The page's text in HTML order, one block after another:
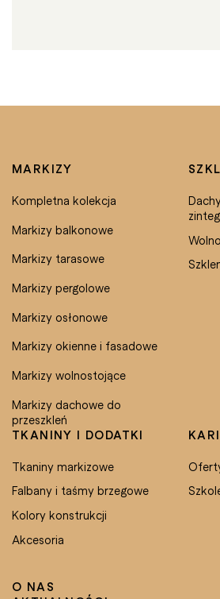
O NAS
MARKIZY
Kompletna kolekcja
Markizy balkonowe
Markizy tarasowe
Markizy pergolowe
Markizy osłonowe
Markizy okienne i fasadowe
Markizy wolnostojące
Markizy dachowe do
przeszkleń
TKANINY I DODATKI
Tkaniny markizowe
Falbany i taśmy brzegowe
Kolory konstrukcji
Akcesoria